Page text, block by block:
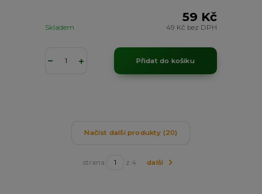
59 Kč
49 Kč bez DPH
Skladem
Přidat do košíku
Načíst další produkty (20)
strana z 4 další